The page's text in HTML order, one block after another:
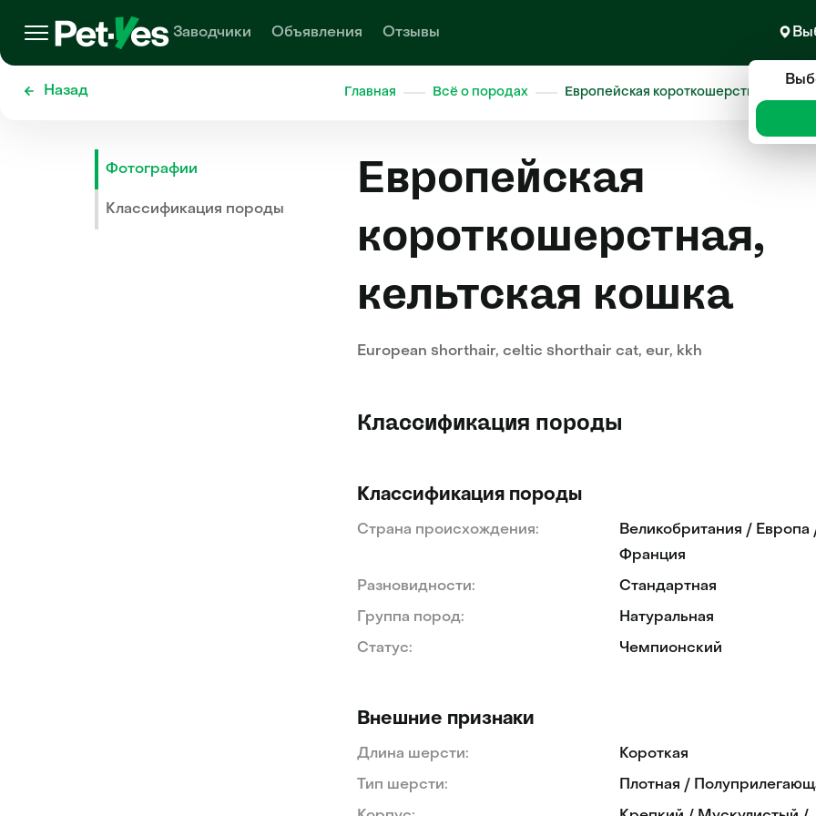
Заводчики Объявления Отзывы
Назад Главная Всё о породах Европейская короткошерстная,
Фотографии
Классификация породы
Европейская
короткошерстная,
кельтская кошка
European shorthair, celtic shorthair cat, eur, kkh
Классификация породы
Классификация породы
Страна происхождения:
Великобритания / Европа
Франция
Разновидности: Cтандартная
Группа пород: Натуральная
Статус: Чемпионский
Внешние признаки
Длина шерсти: Короткая
Тип шерсти: Плотная /